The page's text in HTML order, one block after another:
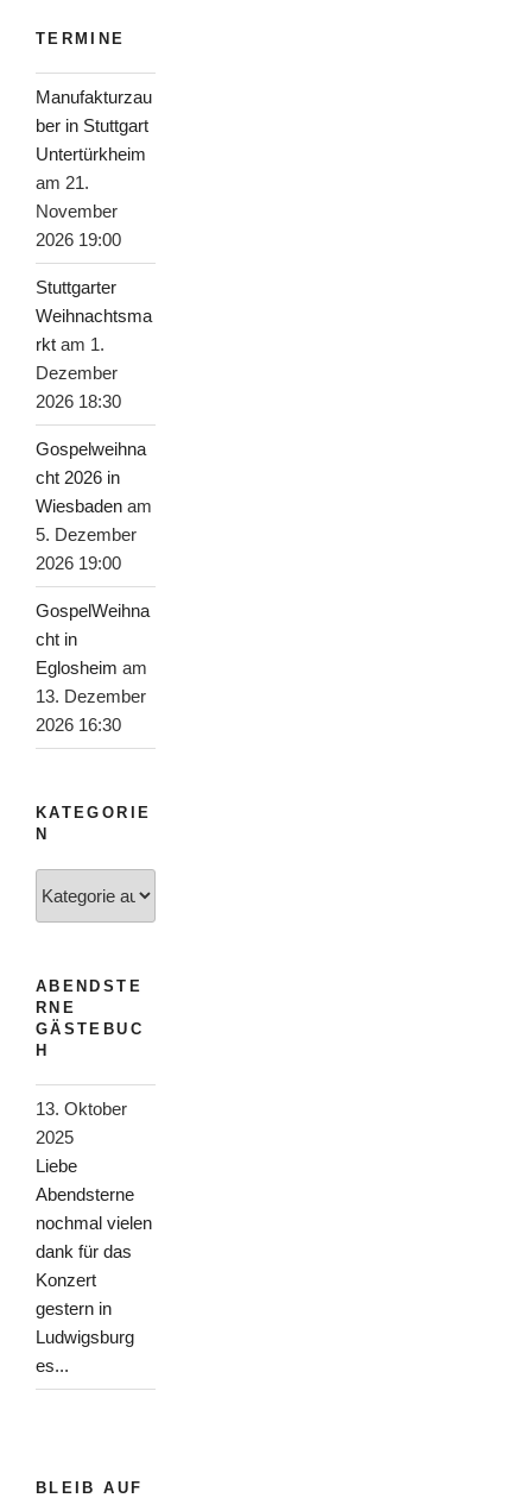
TERMINE
Manufakturzau
ber in Stuttgart
Untertürkheim
am 21.
November
2026 19:00
Stuttgarter
Weihnachtsma
rkt am 1.
Dezember
2026 18:30
Gospelweihna
cht 2026 in
Wiesbaden am
5. Dezember
2026 19:00
GospelWeihna
cht in
Eglosheim am
13. Dezember
2026 16:30
KATEGORIE
N
ABENDSTE
RNE
GÄSTEBUC
H
13. Oktober
2025
Liebe
Abendsterne
nochmal vielen
dank für das
Konzert
gestern in
Ludwigsburg
es...
BLEIB AUF